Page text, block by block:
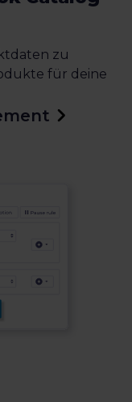
zu
für deine